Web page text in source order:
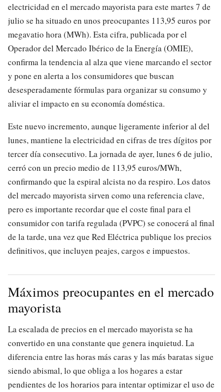
electricidad en el mercado mayorista para este martes 7 de
julio se ha situado en unos preocupantes 113,95 euros por
megavatio hora (MWh). Esta cifra, publicada por el
Operador del Mercado Ibérico de la Energía (OMIE),
confirma la tendencia al alza que viene marcando el sector
y pone en alerta a los consumidores que buscan
desesperadamente fórmulas para organizar su consumo y
aliviar el impacto en su economía doméstica.
Este nuevo incremento, aunque ligeramente inferior al del
lunes, mantiene la electricidad en cifras de tres dígitos por
tercer día consecutivo. La jornada de ayer, lunes 6 de julio,
cerró con un precio medio de 113,95 euros/MWh,
confirmando que la espiral alcista no da respiro. Los datos
del mercado mayorista sirven como una referencia clave,
pero es importante recordar que el coste final para el
consumidor con tarifa regulada (PVPC) se conocerá al final
de la tarde, una vez que Red Eléctrica publique los precios
definitivos, que incluyen peajes, cargos e impuestos.
Máximos preocupantes en el mercado
mayorista
La escalada de precios en el mercado mayorista se ha
convertido en una constante que genera inquietud. La
diferencia entre las horas más caras y las más baratas sigue
siendo abismal, lo que obliga a los hogares a estar
pendientes de los horarios para intentar optimizar el uso de